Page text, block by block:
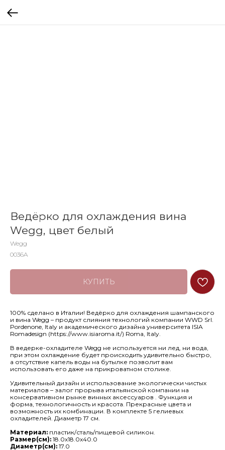
Ведёрко для охлаждения вина
Wegg, цвет белый
Wegg
0036A
КУПИТЬ
100% сделано в Италии! Ведёрко для охлаждения шампанского
и вина Wegg – продукт слияния технологий компании WWD Srl.
Pordenone, Italy и академического дизайна университета ISIA
Romadesign (https://www.isiaroma.it/) Roma, Italy.
В ведерке-охладителе Wegg не используется ни лед, ни вода,
при этом охлаждение будет происходить удивительно быстро,
а отсутствие капель воды на бутылке позволит вам
использовать его даже на прикроватном столике.
Удивительный дизайн и использование экологически чистых
материалов – залог прорыва итальянской компании на
консервативном рынке винных аксессуаров . Функция и
форма, технологичность и красота. Прекрасные цвета и
возможность их комбинации. В комплекте 5 гелиевых
охладителей. Диаметр 17 см.
Материал: пластик/сталь/пищевой силикон.
Размер(см): 18.0х18.0х40.0
Диаметр(см): 17.0